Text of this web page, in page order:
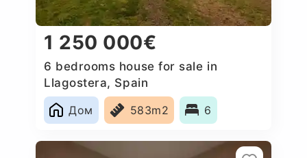
1 250 000€
6 bedrooms house for sale in
Llagostera, Spain
Дом
583m2 6